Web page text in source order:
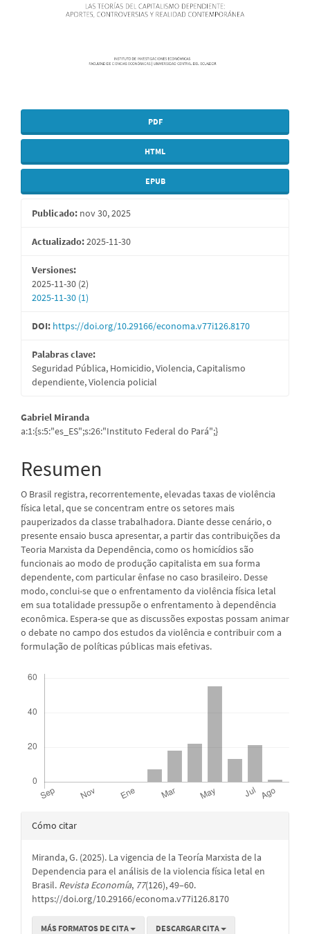
PDF
HTML
EPUB
Publicado: nov 30, 2025
Actualizado:2025-11-30
Versiones:
2025-11-30 (2)
2025-11-30 (1)
DOI: https://doi.org/10.29166/economa.v77i126.8170
Palabras clave:
Seguridad Pública, Homicidio, Violencia, Capitalismo
dependiente, Violencia policial
Contenido
principal
del
artículo
Gabriel Miranda
a:1:{s:5:"es_ES";s:26:"Instituto Federal do Pará";}
Resumen
O Brasil registra, recorrentemente, elevadas taxas de violência
física letal, que se concentram entre os setores mais
pauperizados da classe trabalhadora. Diante desse cenário, o
presente ensaio busca apresentar, a partir das contribuições da
Teoria Marxista da Dependência, como os homicídios são
funcionais ao modo de produção capitalista em sua forma
dependente, com particular ênfase no caso brasileiro. Desse
modo, conclui-se que o enfrentamento da violência física letal
em sua totalidade pressupõe o enfrentamento à dependência
econômica. Espera-se que as discussões expostas possam animar
o debate no campo dos estudos da violência e contribuir com a
formulação de políticas públicas mais efetivas.
Detalles
artículo
Cómo citar
Miranda, G. (2025). La vigencia de la Teoría Marxista de la
Dependencia para el análisis de la violencia física letal en
Brasil. Revista Economía, 77(126), 49–60.
https://doi.org/10.29166/economa.v77i126.8170
MÁS FORMATOS DE CITA DESCARGAR CITA